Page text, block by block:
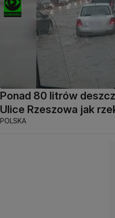
Ponad 80 litrów
Ulice Rzeszowa jak
POLSKA